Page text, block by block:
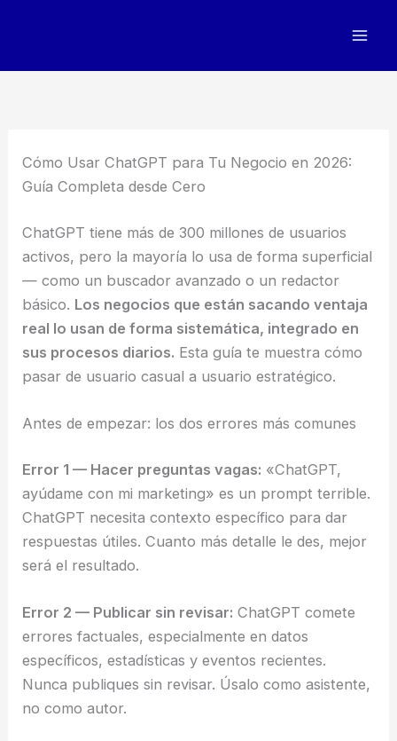
Cómo Usar ChatGPT para Tu Negocio en 2026:
Guía Completa desde Cero
ChatGPT tiene más de 300 millones de usuarios
activos, pero la mayoría lo usa de forma superficial
— como un buscador avanzado o un redactor
básico. Los negocios que están sacando ventaja
real lo usan de forma sistemática, integrado en
sus procesos diarios. Esta guía te muestra cómo
pasar de usuario casual a usuario estratégico.
Antes de empezar: los dos errores más comunes
Error 1 — Hacer preguntas vagas: «ChatGPT,
ayúdame con mi marketing» es un prompt terrible.
ChatGPT necesita contexto específico para dar
respuestas útiles. Cuanto más detalle le des, mejor
será el resultado.
Error 2 — Publicar sin revisar: ChatGPT comete
errores factuales, especialmente en datos
específicos, estadísticas y eventos recientes.
Nunca publiques sin revisar. Úsalo como asistente,
no como autor.